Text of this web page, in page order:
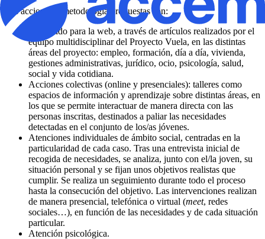
Las acciones y metodología propuestas son:
Contenido para la web, a través de artículos realizados por el
equipo multidisciplinar del Proyecto Vuela, en las distintas
áreas del proyecto: empleo, formación, día a día, vivienda,
gestiones administrativas, jurídico, ocio, psicología, salud,
social y vida cotidiana.
Acciones colectivas (online y presenciales): talleres como
espacios de información y aprendizaje sobre distintas áreas, en
los que se permite interactuar de manera directa con las
personas inscritas, destinados a paliar las necesidades
detectadas en el conjunto de los/as jóvenes.
Atenciones individuales de ámbito social, centradas en la
particularidad de cada caso. Tras una entrevista inicial de
recogida de necesidades, se analiza, junto con el/la joven, su
situación personal y se fijan unos objetivos realistas que
cumplir. Se realiza un seguimiento durante todo el proceso
hasta la consecución del objetivo. Las intervenciones realizan
de manera presencial, telefónica o virtual (meet, redes
sociales…), en función de las necesidades y de cada situación
particular.
Atención psicológica.